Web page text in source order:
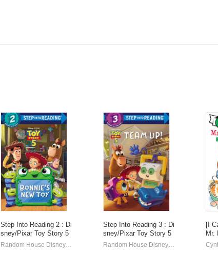
| HarperCollins
Step Into Reading 2 : Di
sney/Pixar Toy Story 5
: Bonnie's New Toy
Random House Disney/ Disney Storybook Art Team (ILT) | Random House
Step Into Reading 3 : Di
sney/Pixar Toy Story 5
: Team Up!
Random House Disney/ Disney Storybook Art Team (ILT)
[I
Mr.
e